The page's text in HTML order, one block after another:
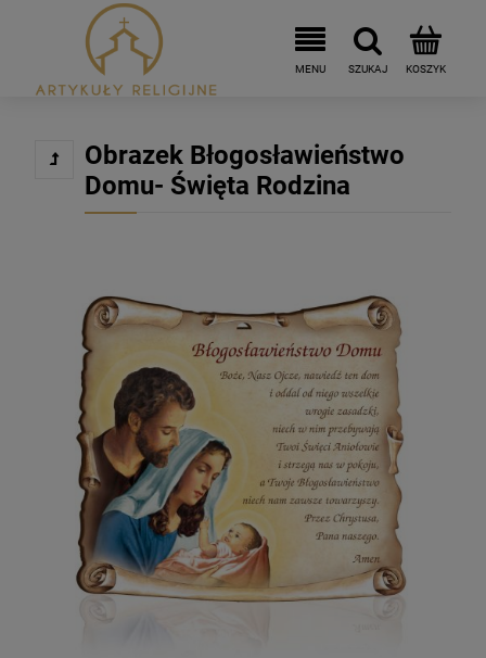
Obrazek Błogosławieństwo
Domu- Święta Rodzina